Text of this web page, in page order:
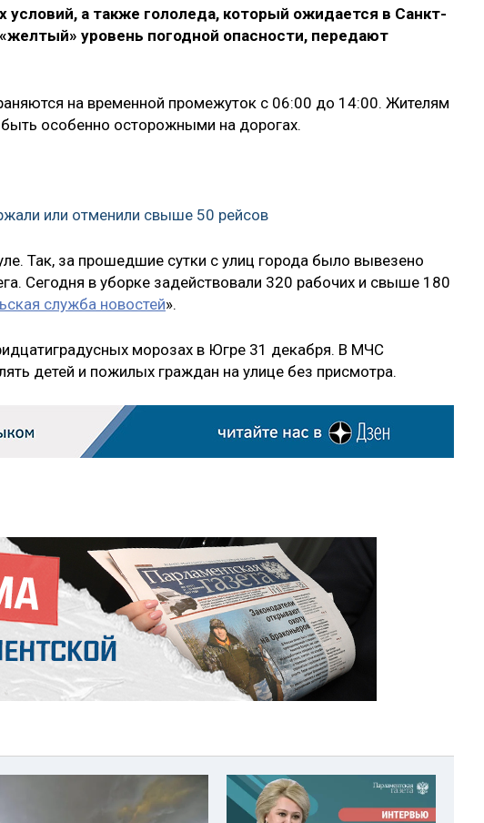
а также гололеда, который ожидается в Санкт-
уровень погодной опасности, передают
на временной промежуток с 06:00 до 14:00. Жителям
особенно осторожными на дорогах.
или отменили свыше 50 рейсов
Так, за прошедшие сутки с улиц города было вывезено
Сегодня в уборке задействовали 320 рабочих и свыше 180
служба новостей».
морозах в Югре 31 декабря. В МЧС
детей и пожилых граждан на улице без присмотра.